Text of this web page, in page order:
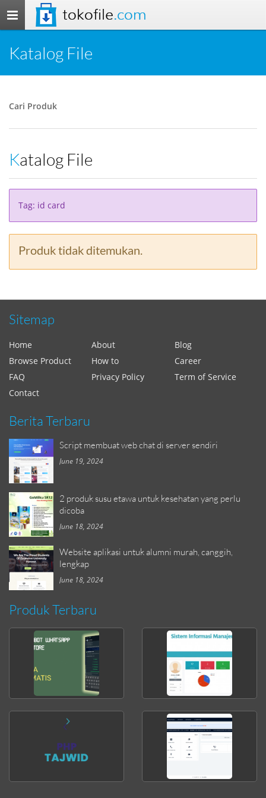
Toggle
navigation
tokofile.com
Katalog File
Cari Produk
Katalog File
Tag: id card
Produk tidak ditemukan.
Sitemap
Home About
Blog
Browse Product
How to
Career
FAQ
Privacy Policy
Term of Service
Contact
Berita Terbaru
Script membuat web chat di server sendiri
June 19, 2024
2 produk susu etawa untuk kesehatan yang perlu
dicoba
June 18, 2024
Website aplikasi untuk alumni murah, canggih,
lengkap
June 18, 2024
Produk Terbaru